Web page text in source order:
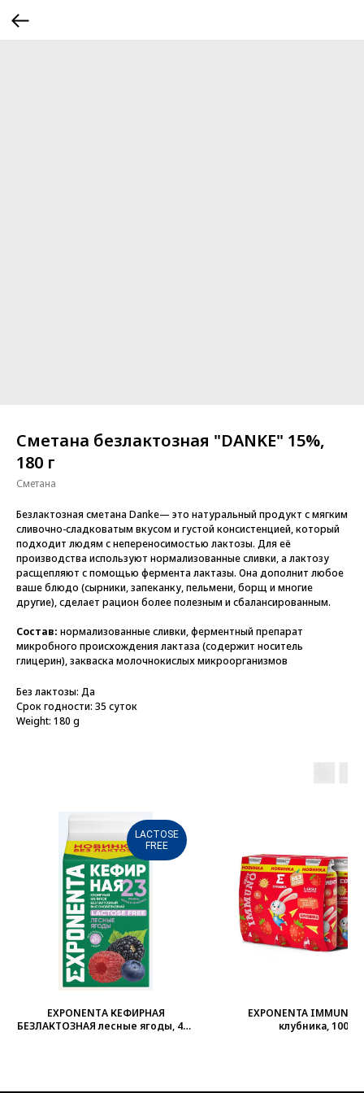
Сметана безлактозная "DANKE" 15%,
180 г
Сметана
Безлактозная сметана Danke— это натуральный продукт с мягким
сливочно-сладковатым вкусом и густой консистенцией, который
подходит людям с непереносимостью лактозы. Для её
производства используют нормализованные сливки, а лактозу
расщепляют с помощью фермента лактазы. Она дополнит любое
ваше блюдо (сырники, запеканку, пельмени, борщ и многие
другие), сделает рацион более полезным и сбалансированным.
Состав: нормализованные сливки, ферментный препарат
микробного происхождения лактаза (содержит носитель
глицерин), закваска молочнокислых микроорганизмов
Без лактозы: Да
Срок годности: 35 суток
Weight: 180 g
LACTOSE
FREE
EXPONENTА КЕФИРНАЯ
БЕЗЛАКТОЗНАЯ лесные ягоды, 450
EXPONENTA IMMUNO
клубника, 100 г